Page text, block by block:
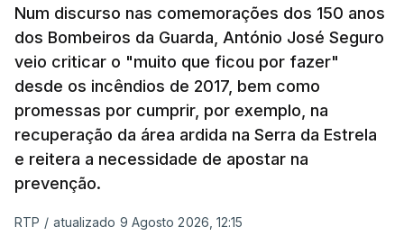
Num discurso nas comemorações dos 150 anos
dos Bombeiros da Guarda, António José Seguro
veio criticar o "muito que ficou por fazer"
desde os incêndios de 2017, bem como
promessas por cumprir, por exemplo, na
recuperação da área ardida na Serra da Estrela
e reitera a necessidade de apostar na
prevenção.
RTP / atualizado 9 Agosto 2026, 12:15